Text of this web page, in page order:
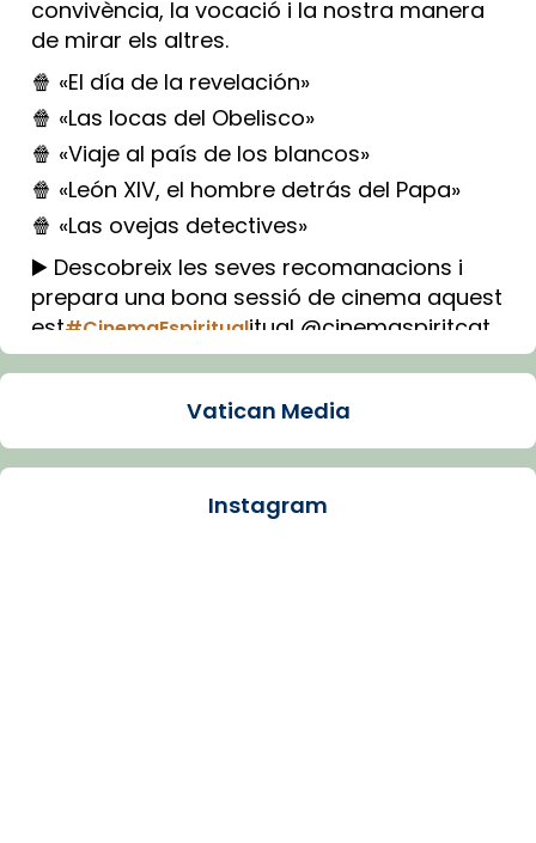
convivència, la vocació i la nostra manera
de mirar els altres.
🍿 «El día de la revelación»
🍿 «Las locas del Obelisco»
🍿 «Viaje al país de los blancos»
🍿 «León XIV, el hombre detrás del Papa»
🍿 «Las ovejas detectives»
▶️ Descobreix les seves recomanacions i
prepara una bona sessió de cinema aquest
est#CinemaEspiritualitual @cinemaspiritcat
Imatge: Generada amb IA (OpenAI)
Arquebisbat de Barcelona
Vatican Media
Instagram